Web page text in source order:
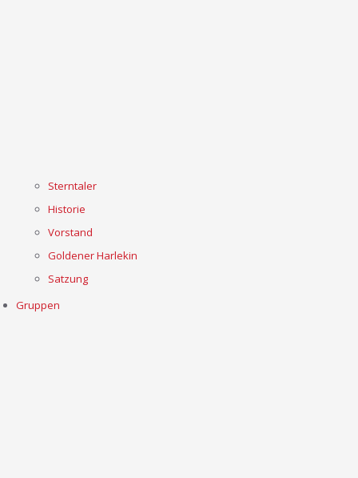
Sterntaler
Historie
Vorstand
Goldener Harlekin
Satzung
Gruppen